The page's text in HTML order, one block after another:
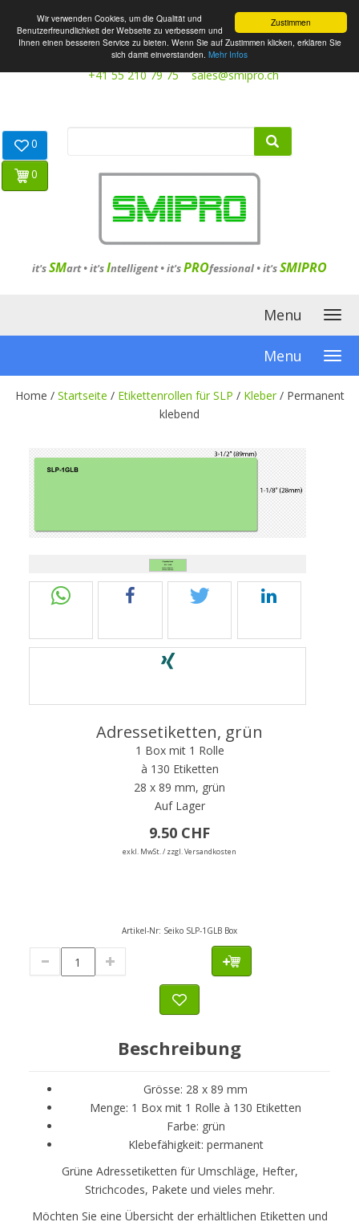
Zustimmen
Wir verwenden Cookies, um die Qualität und
Benutzerfreundlichkeit der Webseite zu verbessern und
Ihnen einen besseren Service zu bieten. Wenn Sie auf Zustimmen klicken, erklären Sie
sich damit einverstanden. Mehr Infos
+41 55 210 79 75 sales@smipro.ch
it'sSMart •it'sIntelligent•it'sPROfessional •it'sSMIPRO
0
0
Menu
Menu
Home / Startseite / Etikettenrollen für SLP / Kleber / Permanent
klebend
Adressetiketten, grün
1 Box mit 1 Rolle
à 130 Etiketten
28 x 89 mm, grün
Auf Lager
9.50 CHF
exkl. MwSt. / zzgl. Versandkosten
Artikel-Nr: Seiko SLP-1GLB Box
Beschreibung
Grösse: 28 x 89 mm
Menge: 1 Box mit 1 Rolle à 130 Etiketten
Farbe: grün
Klebefähigkeit: permanent
Grüne Adressetiketten für Umschläge, Hefter,
Strichcodes, Pakete und vieles mehr.
Möchten Sie eine Übersicht der erhältlichen Etiketten und